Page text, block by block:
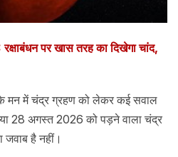
पर खास तरह का दिखेगा चांद,
मन में चंद्र ग्रहण को लेकर कई सवाल
28 अगस्त 2026 को पड़ने वाला चंद्र
जवाब है नहीं।